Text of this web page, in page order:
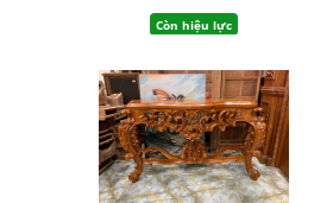
Còn hiệu lực